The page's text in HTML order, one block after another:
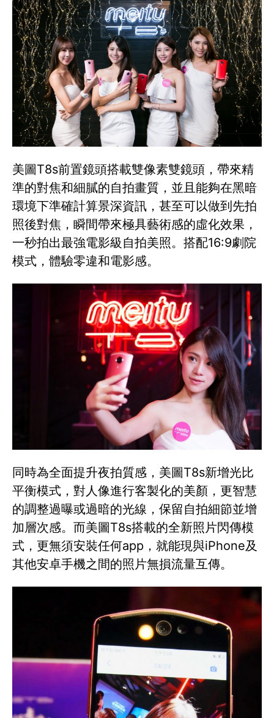
美圖T8s前置鏡頭搭載雙像素雙鏡頭，帶來精
準的對焦和細膩的自拍畫質，並且能夠在黑暗
環境下準確計算景深資訊，甚至可以做到先拍
照後對焦，瞬間帶來極具藝術感的虛化效果，
一秒拍出最強電影級自拍美照。搭配16:9劇院
模式，體驗零違和電影感。
同時為全面提升夜拍質感，美圖T8s新增光比
平衡模式，對人像進行客製化的美顏，更智慧
的調整過曝或過暗的光線，保留自拍細節並增
加層次感。而美圖T8s搭載的全新照片閃傳模
式，更無須安裝任何app，就能現與iPhone及
其他安卓手機之間的照片無損流量互傳。